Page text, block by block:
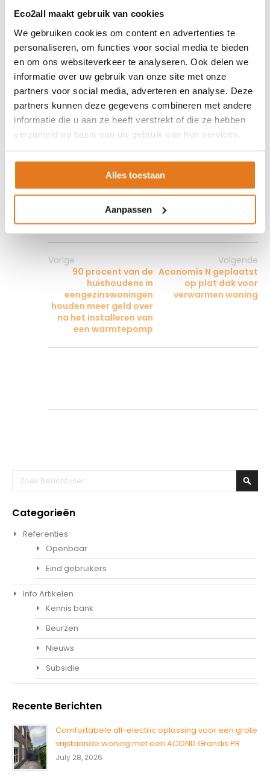
Eco2all maakt gebruik van cookies
We gebruiken cookies om content en advertenties te
personaliseren, om functies voor social media te bieden
en om ons websiteverkeer te analyseren. Ook delen we
informatie over uw gebruik van onze site met onze
partners voor social media, adverteren en analyse. Deze
partners kunnen deze gegevens combineren met andere
informatie die u aan ze heeft verstrekt of die ze hebben
verzameld op basis van uw gebruik van hun services.
Alles toestaan
Aanpassen
Heb je vragen of wil je hulp bij
het kiezen? Neem contact met
ons op viainfo@eco2all.nlof
bel 0499-378 308!
Share on X Share on Pinterest
Vorige
90 procent van de
huishoudens in
eengezinswoningen
houden meer geld over
na het installeren van
een warmtepomp
Volgende
Aconomis N geplaatst
op plat dak voor
verwarmen woning
Zoeken
Categorieën
Referenties
Openbaar
Eind gebruikers
Info Artikelen
Kennis bank
Beurzen
Nieuws
Subsidie
Recente Berichten
Comfortabele all-electric oplossing voor een grote
vrijstaande woning met een ACOND Grandis PR
July 28, 2026